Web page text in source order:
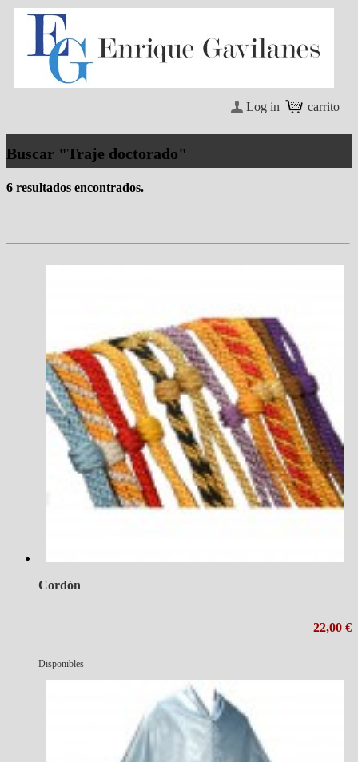
carrito
Log in
Buscar "Traje doctorado"
6 resultados encontrados.
Cordón
22,00 €
Disponibles